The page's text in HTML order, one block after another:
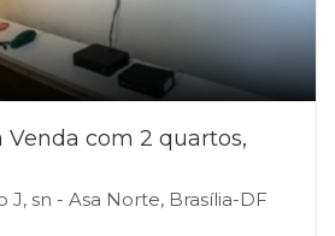
com 2 quartos,
J, sn - Asa Norte, Brasília-DF